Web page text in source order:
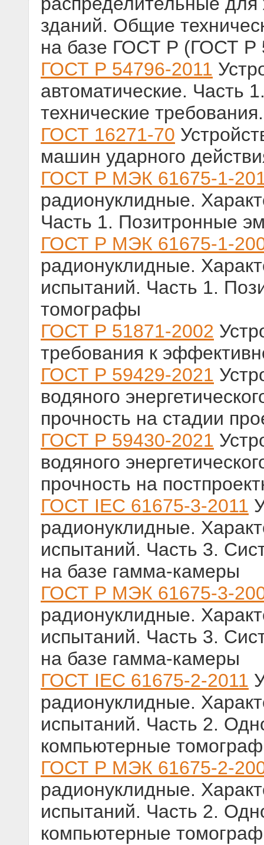
зданий. Общие
на базе ГОСТ Р (ГОСТ Р
ГОСТ Р 54796-2011
автоматические. Часть
технические
ГОСТ 16271-70
машин ударного
ГОСТ Р МЭК 61675-1-
радионуклидные.
Часть 1. Позитронные
ГОСТ Р МЭК 61675-1-
радионуклидные.
испытаний. Часть 1.
томографы
ГОСТ Р 51871-2002
требования к
ГОСТ Р 59429-2021
водяного
прочность на стадии
ГОСТ Р 59430-2021
водяного
прочность на
ГОСТ IEC 61675-3-2011
радионуклидные.
испытаний. Часть 3.
на базе гамма-камеры
ГОСТ Р МЭК 61675-3-
радионуклидные.
испытаний. Часть 3.
на базе гамма-камеры
ГОСТ IEC 61675-2-2011
радионуклидные.
испытаний. Часть 2.
компьютерные
ГОСТ Р МЭК 61675-2-
радионуклидные.
испытаний. Часть 2.
компьютерные